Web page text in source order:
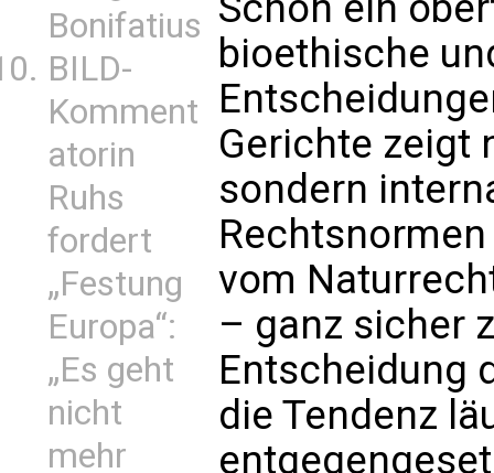
Bonifatius
BILD-
Komment
atorin
Ruhs
fordert
„Festung
Europa“:
„Es geht
nicht
mehr
bioethische
Gerichte zeigt
sondern
vom
– ganz sicher
Entscheidung
die Tendenz